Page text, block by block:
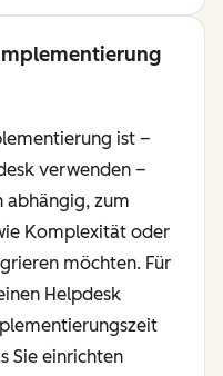
ist –
verwenden –
abhängig, zum
Komplexität oder
möchten. Für
Helpdesk
Sie einrichten